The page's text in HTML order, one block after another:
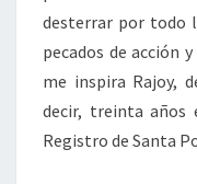
desterrar por todo
pecados de acción
me inspira Rajoy,
decir, treinta años
Registro de Santa